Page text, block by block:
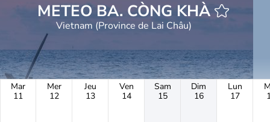
METEO BA. CÒNG KHÀ
Vietnam (Province de Lai Châu)
Mar
11
Mer
12
Jeu
13
Ven
14
Sam
15
Dim
16
Lun
17